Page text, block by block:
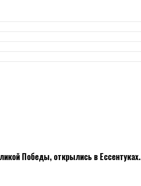
Победы, открылись в Ессентуках.